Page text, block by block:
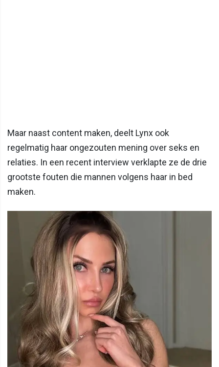
Maar naast content maken, deelt Lynx ook
regelmatig haar ongezouten mening over seks en
relaties. In een recent interview verklapte ze de drie
grootste fouten die mannen volgens haar in bed
maken.